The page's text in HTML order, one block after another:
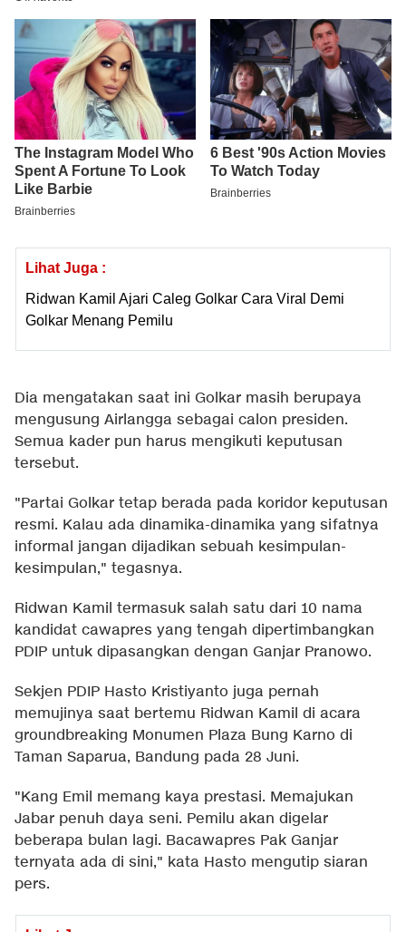
Lihat Juga :
Ridwan Kamil Ajari Caleg Golkar Cara Viral Demi
Golkar Menang Pemilu
Dia mengatakan saat ini Golkar masih berupaya
mengusung Airlangga sebagai calon presiden.
Semua kader pun harus mengikuti keputusan
tersebut.
"Partai Golkar tetap berada pada koridor keputusan
resmi. Kalau ada dinamika-dinamika yang sifatnya
informal jangan dijadikan sebuah kesimpulan-
kesimpulan," tegasnya.
Ridwan Kamil termasuk salah satu dari 10 nama
kandidat cawapres yang tengah dipertimbangkan
PDIP untuk dipasangkan dengan Ganjar Pranowo.
Sekjen PDIP Hasto Kristiyanto juga pernah
memujinya saat bertemu Ridwan Kamil di acara
groundbreaking Monumen Plaza Bung Karno di
Taman Saparua, Bandung pada 28 Juni.
"Kang Emil memang kaya prestasi. Memajukan
Jabar penuh daya seni. Pemilu akan digelar
beberapa bulan lagi. Bacawapres Pak Ganjar
ternyata ada di sini," kata Hasto mengutip siaran
pers.